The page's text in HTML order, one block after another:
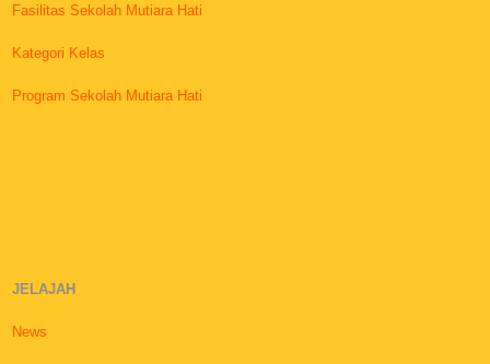
Fasilitas Sekolah Mutiara Hati
Kategori Kelas
Program Sekolah Mutiara Hati
JELAJAH
News